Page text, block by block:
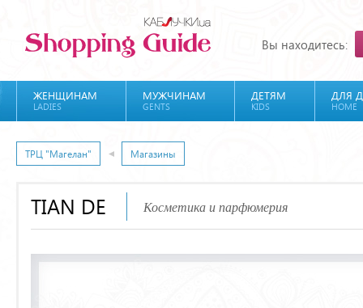
Вы находитесь:
ЖЕНЩИНАМ
LADIES
МУЖЧИНАМ
GENTS
ДЕТЯМ
KIDS
ДЛЯ
HOME
ТРЦ "Магелан" Магазины
TIAN DE Косметика и парфюмерия